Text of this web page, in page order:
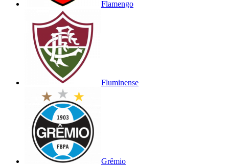
Flamengo
Fluminense
Grêmio